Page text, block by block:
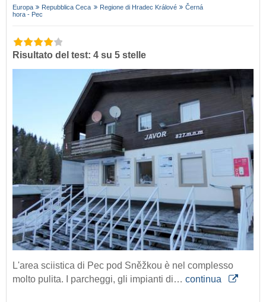
Europa Repubblica Ceca Regione di Hradec Králové
Černá
hora - Pec
Risultato del test: 4 su 5 stelle
L'area sciistica di Pec pod Sněžkou è nel complesso
molto pulita. I parcheggi, gli impianti di… continua